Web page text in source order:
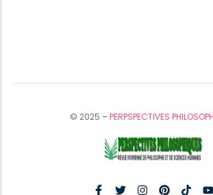
© 2025 –PERPSPECTIVES